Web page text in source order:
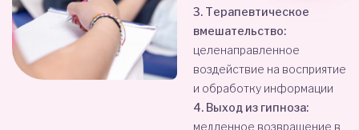
3. Терапевтическое
вмешательство:
целенаправленное
воздействие на восприятие
и обработку информации
4. Выход из гипноза:
медленное возвращение в